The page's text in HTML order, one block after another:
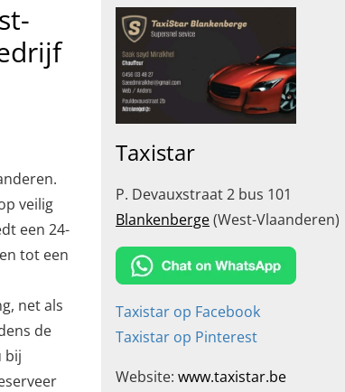
veilig
een 24-
tot een
net als
de
bij
Taxistar
P. Devauxstraat 2 bus 101
Blankenberge(West-Vlaanderen)
Taxistar op Facebook
Taxistar op Pinterest
Website: www.taxistar.be